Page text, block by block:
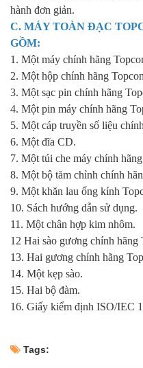
hành đơn giản.
C. MÁY TOÀN ĐẠC
GỒM:
1. Một máy chính hãng
2. Một hộp chính hãng
3. Một sạc pin chính hãng
4. Một pin máy chính hãng
5. Một cáp truyền số liệu
6. Một đĩa CD.
7. Một túi che máy chính
8. Một bộ tăm chỉnh chính
9. Một khăn lau ống kính
10. Sách hướng dẫn sử dụng.
11. Một chân hợp kim nhôm.
12 Hai sào gương chính hãng
13. Hai gương chính hãng
14. Một kẹp sào.
15. Hai bộ đàm.
16. Giấy kiểm định ISO/IEC
Tags: